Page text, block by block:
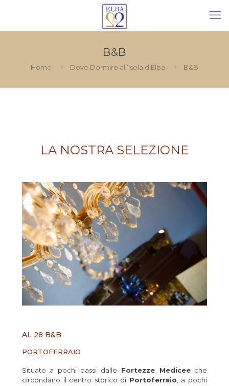
B&B
Home Dove Dormire all’Isola d’Elba B&B
LA NOSTRA SELEZIONE
AL 28 B&B
PORTOFERRAIO
Situato a pochi passi dalle Fortezze Mediceeche
circondano il centro storico di Portoferraio, a pochi